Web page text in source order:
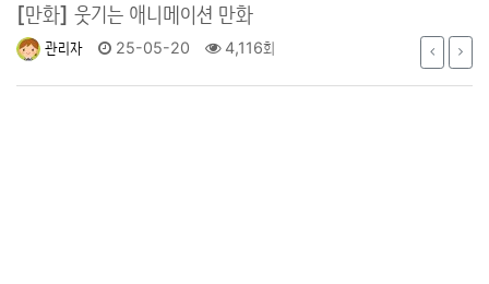
[만화] 웃기는 애니메이션 만화
관리자 25-05-20 4,116회